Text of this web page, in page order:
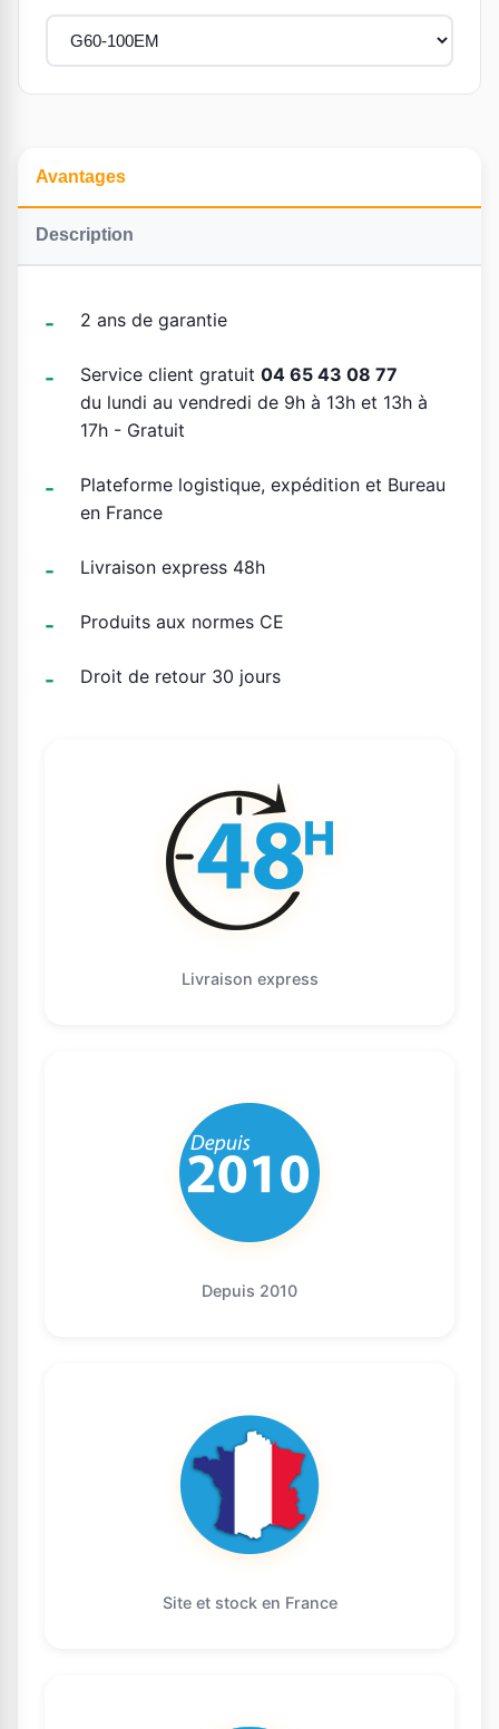
Avantages
Description
2 ans de garantie
Service client gratuit 04 65 43 08 77
du lundi au vendredi de 9h à 13h et 13h à
17h - Gratuit
Plateforme logistique, expédition et Bureau
en France
Livraison express 48h
Produits aux normes CE
Droit de retour 30 jours
Livraison express
Depuis 2010
Site et stock en France